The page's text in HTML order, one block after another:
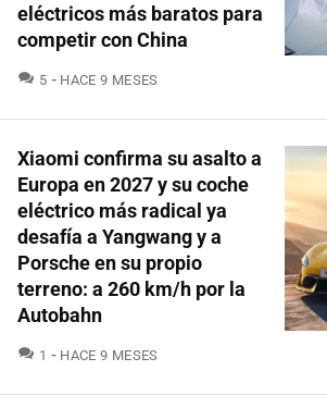
eléctricos más baratos para
competir con China
5 COMENTARIOS
HACE 9 MESES
Xiaomi confirma su asalto a
Europa en 2027 y su coche
eléctrico más radical ya
desafía a Yangwang y a
Porsche en su propio
terreno: a 260 km/h por la
Autobahn
1 COMENTARIOS
HACE 9 MESES